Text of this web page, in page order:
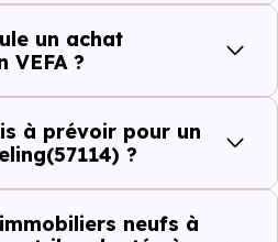
question. Voici les repères de
achat immobilier à Tritteling
Prix
Prix
un achat
VEFA ?
à prévoir pour un
?
neufs à